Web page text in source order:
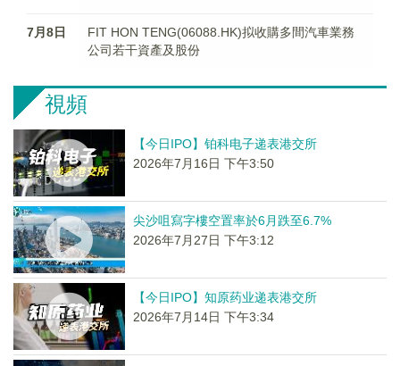
7月8日
FIT HON TENG(06088.HK)拟收購多間汽車業務
公司若干資產及股份
視頻
【今日IPO】铂科电子递表港交所
2026年7月16日 下午3:50
尖沙咀寫字樓空置率於6月跌至6.7%
2026年7月27日 下午3:12
【今日IPO】知原药业递表港交所
2026年7月14日 下午3:34